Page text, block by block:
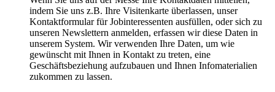
indem Sie uns z.B. Ihre Visitenkarte überlassen, unser
Kontaktformular für Jobinteressenten ausfüllen, oder sich zu
unseren Newslettern anmelden, erfassen wir diese Daten in
unserem System. Wir verwenden Ihre Daten, um wie
gewünscht mit Ihnen in Kontakt zu treten, eine
Geschäftsbeziehung aufzubauen und Ihnen Infomaterialien
zukommen zu lassen.